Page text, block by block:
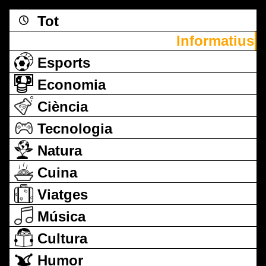
Tot
Informatius
Esports
Economia
Ciència
Tecnologia
Natura
Cuina
Viatges
Música
Cultura
Humor